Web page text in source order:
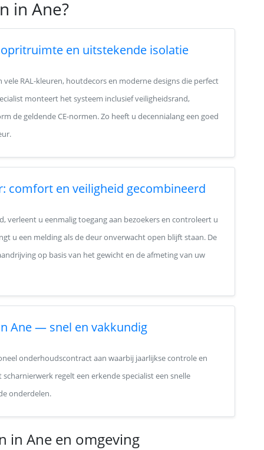
in Ane?
en uitstekende isolatie
RAL-kleuren, houtdecors en moderne designs die perfect
monteert het systeem inclusief veiligheidsrand,
de geldende CE-normen. Zo heeft u decennialang een goed
comfort en veiligheid gecombineerd
verleent u eenmalig toegang aan bezoekers en controleert u
u een melding als de deur onverwacht open blijft staan. De
op basis van het gewicht en de afmeting van uw
Ane — snel en vakkundig
onderhoudscontract aan waarbij jaarlijkse controle en
regelt een erkende specialist een snelle
onderdelen.
in Ane en omgeving